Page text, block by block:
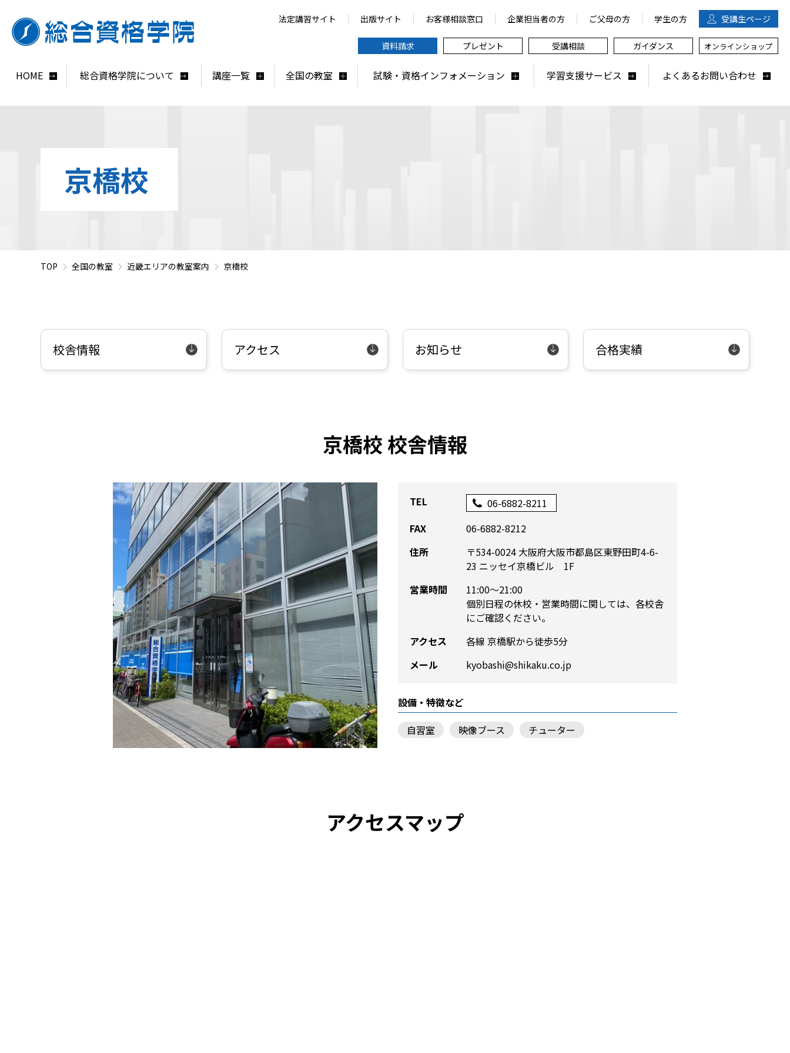
HOME 総合資格学院について 講座一覧 全国の教室 試験・資格インフォメーション 学習支援サービス よくあるお問い合わせ
受講生ページ
企業担当者の方 ご父母の方 学生の方
法定講習サイト 出版サイト お客様相談窓口
資料請求 プレゼント 受講相談 ガイダンス オンラインショップ
京橋校
TOP 全国の教室 近畿エリアの教室案内 京橋校
校舎情報 アクセス お知らせ 合格実績
京橋校 校舎情報
TEL
06-6882-8211
FAX
06-6882-8212
住所
〒534-0024 大阪府大阪市都島区東野田町4-6-
23 ニッセイ京橋ビル 1F
営業時間
11:00～21:00
個別日程の休校・営業時間に関しては、各校舎
にご確認ください。
アクセス
各線 京橋駅から徒歩5分
メール
kyobashi@shikaku.co.jp
設備・特徴など
自習室
映像ブース チューター
アクセスマップ